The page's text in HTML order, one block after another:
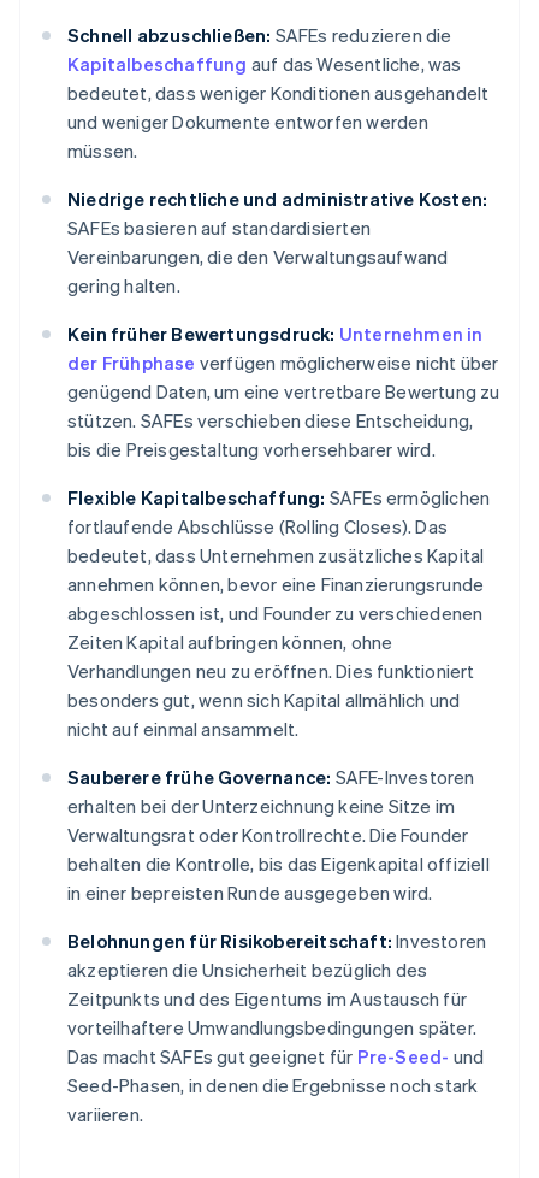
Schnell abzuschließen: SAFEs reduzieren die
Kapitalbeschaffung auf das Wesentliche, was
bedeutet, dass weniger Konditionen ausgehandelt
und weniger Dokumente entworfen werden
müssen.
Niedrige rechtliche und administrative Kosten:
SAFEs basieren auf standardisierten
Vereinbarungen, die den Verwaltungsaufwand
gering halten.
Kein früher Bewertungsdruck: Unternehmen in
der Frühphase verfügen möglicherweise nicht über
genügend Daten, um eine vertretbare Bewertung zu
stützen. SAFEs verschieben diese Entscheidung,
bis die Preisgestaltung vorhersehbarer wird.
Flexible Kapitalbeschaffung: SAFEs ermöglichen
fortlaufende Abschlüsse (Rolling Closes). Das
bedeutet, dass Unternehmen zusätzliches Kapital
annehmen können, bevor eine Finanzierungsrunde
abgeschlossen ist, und Founder zu verschiedenen
Zeiten Kapital aufbringen können, ohne
Verhandlungen neu zu eröffnen. Dies funktioniert
besonders gut, wenn sich Kapital allmählich und
nicht auf einmal ansammelt.
Sauberere frühe Governance: SAFE-Investoren
erhalten bei der Unterzeichnung keine Sitze im
Verwaltungsrat oder Kontrollrechte. Die Founder
behalten die Kontrolle, bis das Eigenkapital offiziell
in einer bepreisten Runde ausgegeben wird.
Belohnungen für Risikobereitschaft: Investoren
akzeptieren die Unsicherheit bezüglich des
Zeitpunkts und des Eigentums im Austausch für
vorteilhaftere Umwandlungsbedingungen später.
Das macht SAFEs gut geeignet für Pre-Seed- und
Seed-Phasen, in denen die Ergebnisse noch stark
variieren.